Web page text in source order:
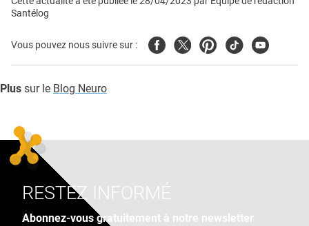
Santélog
Vous pouvez nous suivre sur : FacebookTwitterPinterest
TiktokYoutube
Plus sur le Blog Neuro
RESTEZ INFORMÉ
Abonnez-vous gratuitement à notre newsletter